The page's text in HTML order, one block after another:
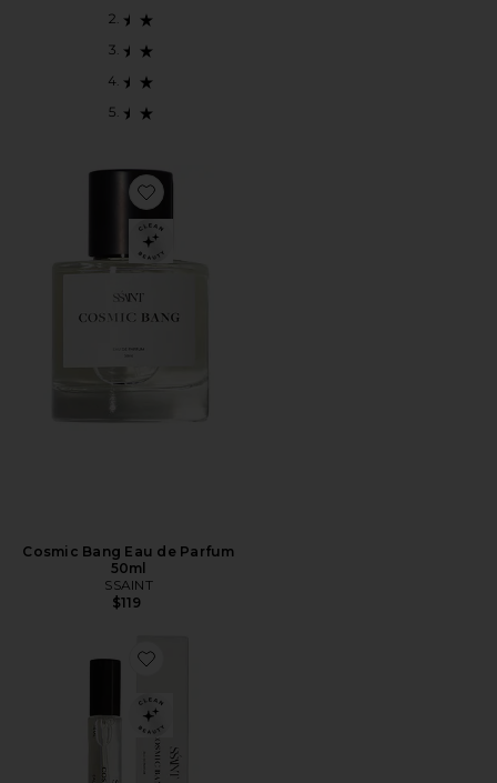
Favorite Cosmic Bang Eau de Parfum 50ml
Cosmic Bang Eau de Parfum
50ml
SSAINT
$119
Favorite Cosmic Bang Eau de Parfum 10ml